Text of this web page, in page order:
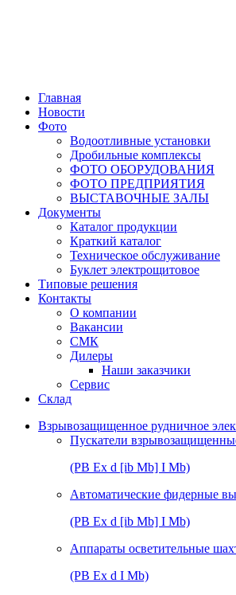
Главная
Новости
Фото
Водоотливные установки
Дробильные комплексы
ФОТО ОБОРУДОВАНИЯ
ФОТО ПРЕДПРИЯТИЯ
ВЫСТАВОЧНЫЕ ЗАЛЫ
Документы
Каталог продукции
Краткий каталог
Техническое обслуживание
Буклет электрощитовое
Типовые решения
Контакты
О компании
Вакансии
СМК
Дилеры
Наши заказчики
Сервис
Склад
Взрывозащищенное рудничное
Пускатели
(РВ Ex d [ib Mb] I Mb)
Автоматические фидерные
(РВ Ex d [ib Mb] I Mb)
Аппараты осветительные
(РВ Ex d I Mb)